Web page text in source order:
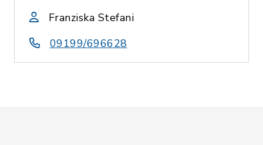
Franziska Stefani
09199/696628